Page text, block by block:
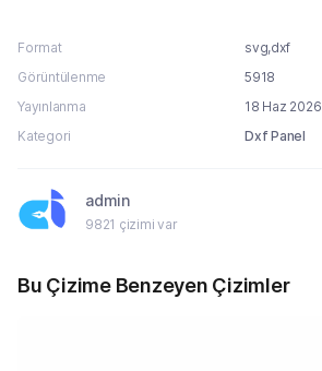
Format
svg,dxf
Görüntülenme
5918
Yayınlanma
18 Haz 2026
Kategori
Dxf Panel
admin
9821 çizimi var
Bu Çizime Benzeyen Çizimler